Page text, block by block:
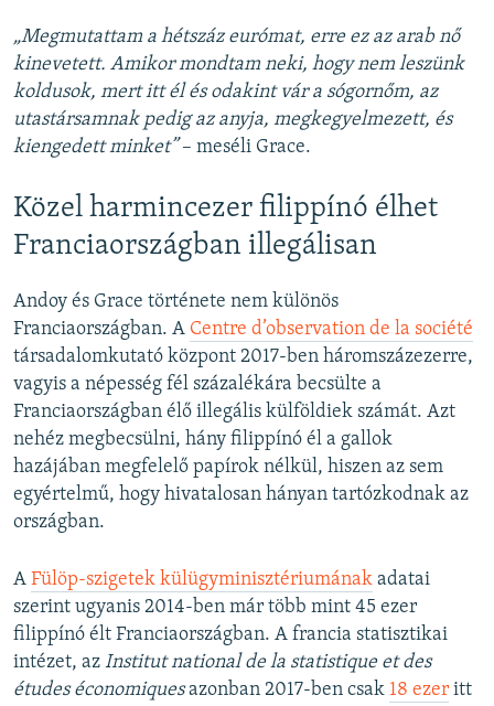
„Megmutattam a hétszáz eurómat, erre ez az arab nő
kinevetett. Amikor mondtam neki, hogy nem leszünk
koldusok, mert itt él és odakint vár a sógornőm, az
utastársamnak pedig az anyja, megkegyelmezett, és
kiengedett minket”– meséli Grace.
Közel harmincezer filippínó élhet
Franciaországban illegálisan
Andoy és Grace története nem különös
Franciaországban. A Centre d’observation de la société
társadalomkutató központ 2017-ben háromszázezerre,
vagyis a népesség fél százalékára becsülte a
Franciaországban élő illegális külföldiek számát. Azt
nehéz megbecsülni, hány filippínó él a gallok
hazájában megfelelő papírok nélkül, hiszen az sem
egyértelmű, hogy hivatalosan hányan tartózkodnak az
országban.
A Fülöp-szigetek külügyminisztériumának adatai
szerint ugyanis 2014-ben már több mint 45 ezer
filippínó élt Franciaországban. A francia statisztikai
intézet, az Institut national de la statistique et des
études économiquesazonban 2017-ben csak 18 ezer itt